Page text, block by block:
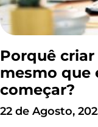
Porquê
mesmo que
começar?
22 de Agosto,